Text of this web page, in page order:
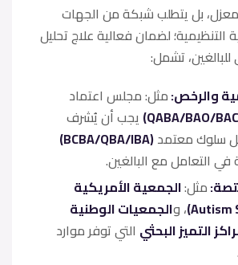
معزل، بل يتطلب شبكة من الجهات
التنظيمية؛ لضمان فعالية علاج تحليل
تشمل:
والرخص:مثل: مجلس اعتماد
يجب أن يُشرف
سلوك معتمد(BCBA/QBA/IBA)
التعامل مع البالغين.
مثل:الجمعية الأمريكية
، والجمعيات الوطنية
التميز البحثي التي توفر موارد